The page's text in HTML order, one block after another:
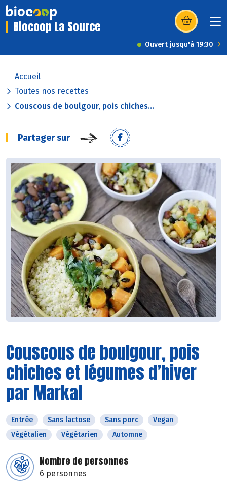
Biocoop La Source (s’ouvre dans
Ouvert jusqu'à 19:30
Accueil
Toutes nos recettes
Couscous de boulgour, pois chiches...
Partager sur
Couscous de boulgour, pois
chiches et légumes d’hiver
par Markal
Entrée Sans lactose Sans porc
Vegan
Végétalien
Végétarien Automne
Nombre de personnes
6 personnes